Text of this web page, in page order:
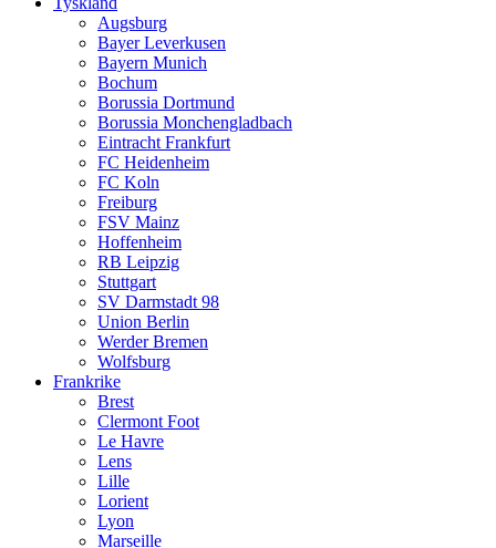
Augsburg
Bayer Leverkusen
Bayern Munich
Bochum
Borussia Dortmund
Borussia Monchengladbach
Eintracht Frankfurt
FC Heidenheim
FC Koln
Freiburg
FSV Mainz
Hoffenheim
RB Leipzig
Stuttgart
SV Darmstadt 98
Union Berlin
Werder Bremen
Wolfsburg
Frankrike
Brest
Clermont Foot
Le Havre
Lens
Lille
Lorient
Lyon
Marseille